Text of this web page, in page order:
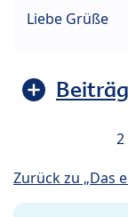
Liebe Grüße
2
Zurück zu „Das